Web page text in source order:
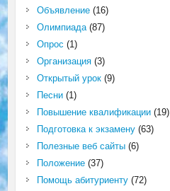
Объявление(16)
Олимпиада(87)
Опрос (1)
Организация(3)
Открытый урок(9)
Песни(1)
Повышение квалификации(19)
Подготовка к экзамену(63)
Полезные веб сайты(6)
Положение(37)
Помощь абитуриенту(72)